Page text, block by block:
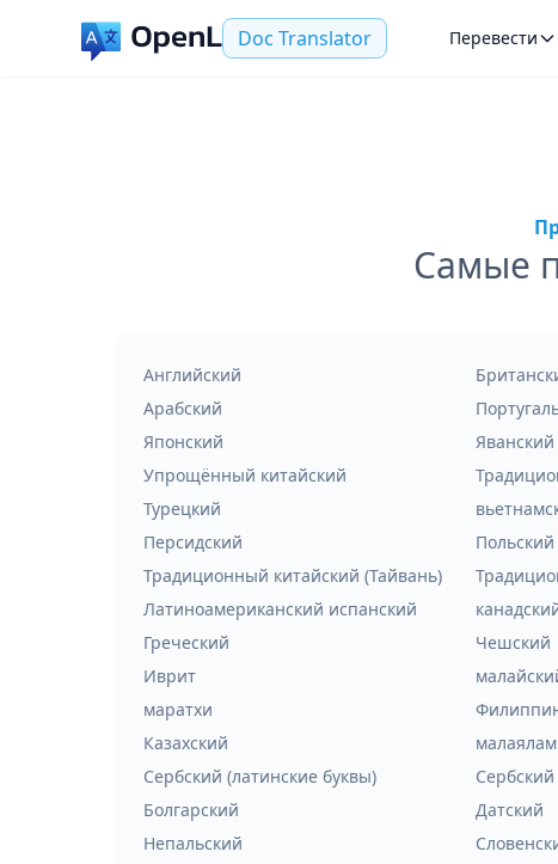
Doc Translator Перевести
Самые
Английский
Арабский
Японский
Яванский
Упрощённый китайский
Турецкий
Персидский
Польский
Традиционный китайский (Тайвань)
Латиноамериканский испанский
Греческий
Чешский
Иврит
маратхи
Казахский
малаялам
Сербский (латинские буквы)
Болгарский
Датский
Непальский